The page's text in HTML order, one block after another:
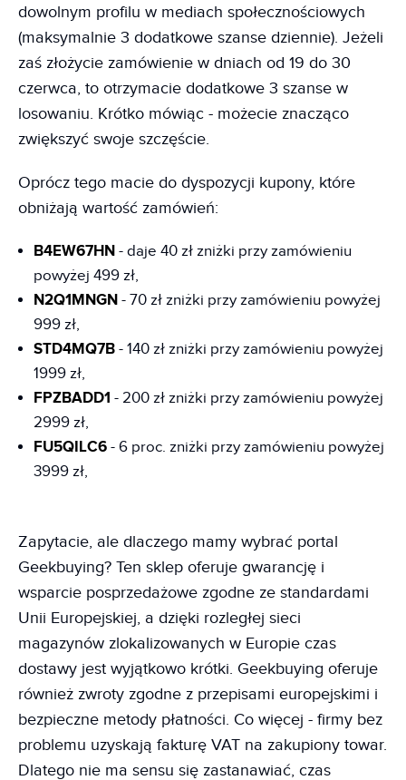
dowolnym profilu w mediach społecznościowych
(maksymalnie 3 dodatkowe szanse dziennie). Jeżeli
zaś złożycie zamówienie w dniach od 19 do 30
czerwca, to otrzymacie dodatkowe 3 szanse w
losowaniu. Krótko mówiąc - możecie znacząco
zwiększyć swoje szczęście.
Oprócz tego macie do dyspozycji kupony, które
obniżają wartość zamówień:
B4EW67HN - daje 40 zł zniżki przy zamówieniu
powyżej 499 zł,
N2Q1MNGN - 70 zł zniżki przy zamówieniu powyżej
999 zł,
STD4MQ7B - 140 zł zniżki przy zamówieniu powyżej
1999 zł,
FPZBADD1 - 200 zł zniżki przy zamówieniu powyżej
2999 zł,
FU5QILC6 - 6 proc. zniżki przy zamówieniu powyżej
3999 zł,
Zapytacie, ale dlaczego mamy wybrać portal
Geekbuying? Ten sklep oferuje gwarancję i
wsparcie posprzedażowe zgodne ze standardami
Unii Europejskiej, a dzięki rozległej sieci
magazynów zlokalizowanych w Europie czas
dostawy jest wyjątkowo krótki. Geekbuying oferuje
również zwroty zgodne z przepisami europejskimi i
bezpieczne metody płatności. Co więcej - firmy bez
problemu uzyskają fakturę VAT na zakupiony towar.
Dlatego nie ma sensu się zastanawiać, czas